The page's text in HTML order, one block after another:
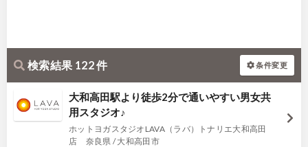
検索結果 122 件 条件変更
大和高田駅より徒歩2分で通いやすい男女共
用スタジオ♪
ホットヨガスタジオLAVA（ラバ）トナリエ大和高田
店 奈良県 / 大和高田市